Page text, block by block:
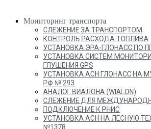
Мониторинг транспорта
СЛЕЖЕНИЕ ЗА ТРАНСПОРТОМ
КОНТРОЛЬ РАСХОДА ТОПЛИВА
УСТАНОВКА ЭРА-ГЛОНАСС ПО
УСТАНОВКА СИСТЕМ
ГЛУШЕНИЯ GPS
УСТАНОВКА АСН ГЛОНАСС НА
РФ № 293
АНАЛОГ ВИАЛОНА (WIALON)
СЛЕЖЕНИЕ ДЛЯ
ПОДКЛЮЧЕНИЕ К РНИС
УСТАНОВКА АСН НА ЛЕСНУЮ
№1378